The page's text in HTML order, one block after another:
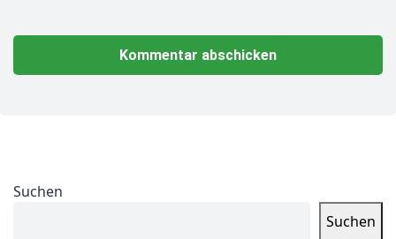
Suchen
Suchen